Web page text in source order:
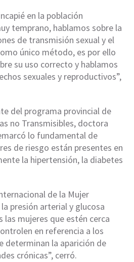
en la población
temprano, hablamos sobre la
de transmisión sexual y el
único método, es por ello
su uso correcto y hablamos
sexuales y reproductivos”,
del programa provincial de
no Transmisibles, doctora
lo fundamental de
de riesgo están presentes en
la hipertensión, la diabetes
de la Mujer
presión arterial y glucosa
las mujeres que estén cerca
en referencia a los
determinan la aparición de
crónicas”, cerró.